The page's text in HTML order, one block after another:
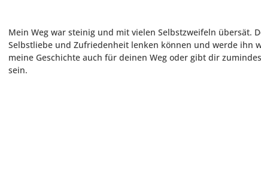
Mein Weg war steinig und mit vielen Selbstzweifeln übersät.
Selbstliebe und Zufriedenheit lenken können und werde ihn
meine Geschichte auch für deinen Weg oder gibt dir
sein.